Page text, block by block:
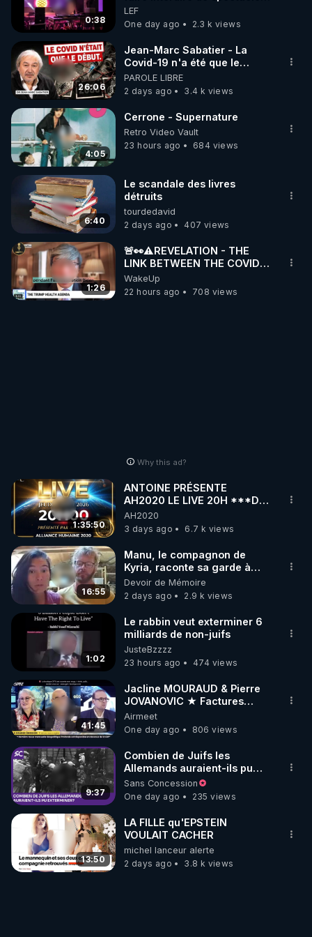
accompagné…
0:38
Elle décide donc de devenir
DJ !
LEF
One day ago
2.3 k views
26:06
Jean-Marc Sabatier - La
Covid-19 n'a été que le
début - L'ARNm & l'ARNm-aa
jusqu où auront-t-il ?
PAROLE LIBRE
2 days ago
3.4 k views
4:05
Cerrone - Supernature
Retro Video Vault
23 hours ago
684 views
6:40
Le scandale des livres
détruits
tourdedavid
2 days ago
407 views
1:26
🚨👀⚠️REVELATION - THE
LINK BETWEEN THE COVID
VACCINE AND CANCER -LIEN
VACCIN COVID ET CANCER
WakeUp
22 hours ago
708 views
Why this ad?
1:35:50
ANTOINE PRÉSENTE
AH2020 LE LIVE 20H ***DU
06/08/2026***
AH2020
3 days ago
6.7 k views
16:55
Manu, le compagnon de
Kyria, raconte sa garde à
vue musclée. PARTAGEZ!
Devoir de Mémoire
2 days ago
2.9 k views
1:02
Le rabbin veut exterminer 6
milliards de non-juifs
JusteBzzzz
23 hours ago
474 views
41:45
Jacline MOURAUD & Pierre
JOVANOVIC ★ Factures
Impayées : Où Est Passé Le
Pognon ?
Airmeet
One day ago
806 views
9:37
Combien de Juifs les
Allemands auraient-ils pu
exterminer?
Sans Concession
One day ago
235 views
13:50
LA FILLE qu'EPSTEIN
VOULAIT CACHER
michel lanceur alerte
2 days ago
3.8 k views